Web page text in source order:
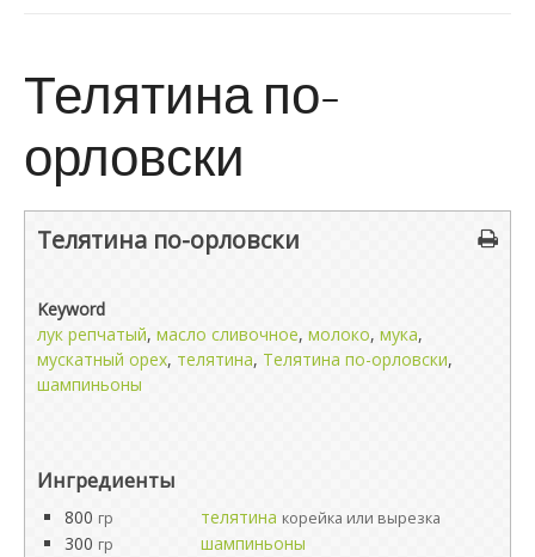
Телятина по-
орловски
Телятина по-орловски
Keyword
лук репчатый, масло сливочное, молоко, мука,
мускатный орех, телятина, Телятина по-орловски,
шампиньоны
Ингредиенты
800 гр телятина корейка или вырезка
300 гр
шампиньоны